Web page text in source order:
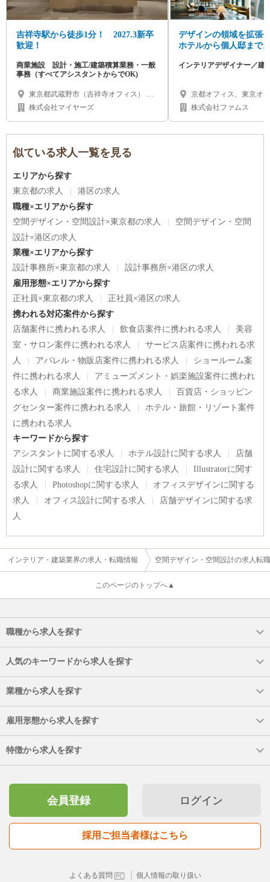
吉祥寺駅から徒歩1分！ 2027.3新卒
歓迎！
商業施設 設計・施工/建築積算業務・一般
事務（すべてアシスタントからでOK)
東京都武蔵野市（吉祥寺オフィス） 北
海道札幌市（札幌オフィス）
株式会社マイヤーズ
デザインの領域を拡張
ホテルから個人邸まで
イナー募集
インテリアデザイナー／建
京都オフィス、東京オ
地の選択可】
株式会社ファムス
似ている求人一覧を見る
エリアから探す
東京都の求人
港区の求人
職種×エリアから探す
空間デザイン・空間設計×東京都の求人
空間デザイン・空間
設計×港区の求人
業種×エリアから探す
設計事務所×東京都の求人
設計事務所×港区の求人
雇用形態×エリアから探す
正社員×東京都の求人
正社員×港区の求人
携われる対応案件から探す
店舗案件に携われる求人
飲食店案件に携われる求人
美容
室・サロン案件に携われる求人
サービス店案件に携われる求
人
アパレル・物販店案件に携われる求人
ショールーム案
件に携われる求人
アミューズメント・娯楽施設案件に携われ
る求人
商業施設案件に携われる求人
百貨店・ショッピン
グセンター案件に携われる求人
ホテル・旅館・リゾート案件
に携われる求人
キーワードから探す
アシスタントに関する求人
ホテル設計に関する求人
店舗
設計に関する求人
住宅設計に関する求人
Illustratorに関す
る求人
Photoshopに関する求人
オフィスデザインに関する
求人
オフィス設計に関する求人
店舗デザインに関する求
人
インテリア・建築業界の求人・転職情報 空間デザイン・空間設計の求人転
このページのトップへ▲
職種から求人を探す
人気のキーワードから求人を探す
業種から求人を探す
雇用形態から求人を探す
特徴から求人を探す
会員登録 ログイン
採用ご担当者様はこちら
よくある質問 個人情報の取り扱い